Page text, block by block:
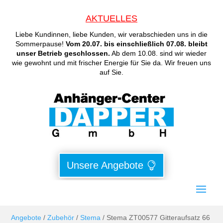
AKTUELLES
Liebe Kundinnen, liebe Kunden, wir verabschieden uns in die
Sommerpause! Vom 20.07. bis einschließlich 07.08. bleibt
unser Betrieb geschlossen. Ab dem 10.08. sind wir wieder
wie gewohnt und mit frischer Energie für Sie da. Wir freuen uns
auf Sie.
Unsere Angebote
Angebote /Zubehör /Stema / Stema ZT00577 Gitteraufsatz 66